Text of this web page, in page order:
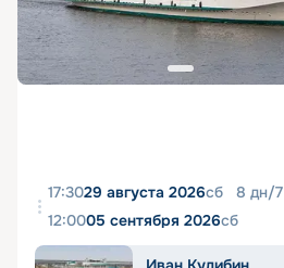
17:3029 августа 2026сб 8 дн/7
12:0005 сентября 2026сб